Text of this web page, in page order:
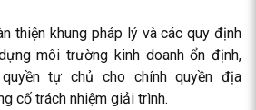
thiện khung pháp lý và các quy định
môi trường kinh doanh ổn định,
tự chủ cho chính quyền địa
cố trách nhiệm giải trình.